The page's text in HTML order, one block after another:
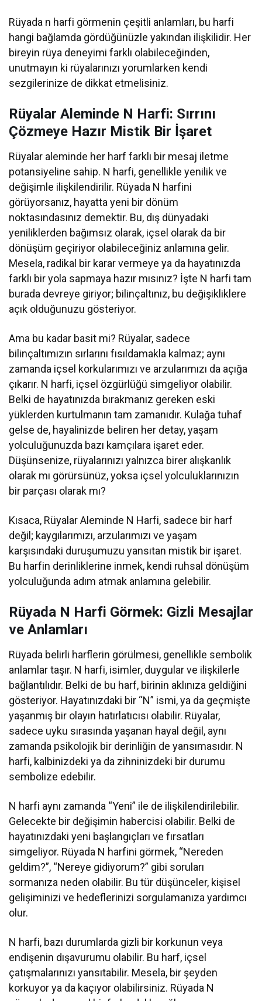
Rüyada n harfi görmenin çeşitli anlamları, bu harfi
hangi bağlamda gördüğünüzle yakından ilişkilidir. Her
bireyin rüya deneyimi farklı olabileceğinden,
unutmayın ki rüyalarınızı yorumlarken kendi
sezgilerinize de dikkat etmelisiniz.
Rüyalar Aleminde N Harfi: Sırrını
Çözmeye Hazır Mistik Bir İşaret
Rüyalar aleminde her harf farklı bir mesaj iletme
potansiyeline sahip. N harfi, genellikle yenilik ve
değişimle ilişkilendirilir. Rüyada N harfini
görüyorsanız, hayatta yeni bir dönüm
noktasındasınız demektir. Bu, dış dünyadaki
yeniliklerden bağımsız olarak, içsel olarak da bir
dönüşüm geçiriyor olabileceğiniz anlamına gelir.
Mesela, radikal bir karar vermeye ya da hayatınızda
farklı bir yola sapmaya hazır mısınız? İşte N harfi tam
burada devreye giriyor; bilinçaltınız, bu değişikliklere
açık olduğunuzu gösteriyor.
Ama bu kadar basit mi? Rüyalar, sadece
bilinçaltımızın sırlarını fısıldamakla kalmaz; aynı
zamanda içsel korkularımızı ve arzularımızı da açığa
çıkarır. N harfi, içsel özgürlüğü simgeliyor olabilir.
Belki de hayatınızda bırakmanız gereken eski
yüklerden kurtulmanın tam zamanıdır. Kulağa tuhaf
gelse de, hayalinizde beliren her detay, yaşam
yolculuğunuzda bazı kamçılara işaret eder.
Düşünsenize, rüyalarınızı yalnızca birer alışkanlık
olarak mı görürsünüz, yoksa içsel yolculuklarınızın
bir parçası olarak mı?
Kısaca, Rüyalar Aleminde N Harfi, sadece bir harf
değil; kaygılarımızı, arzularımızı ve yaşam
karşısındaki duruşumuzu yansıtan mistik bir işaret.
Bu harfin derinliklerine inmek, kendi ruhsal dönüşüm
yolculuğunda adım atmak anlamına gelebilir.
Rüyada N Harfi Görmek: Gizli Mesajlar
ve Anlamları
Rüyada belirli harflerin görülmesi, genellikle sembolik
anlamlar taşır. N harfi, isimler, duygular ve ilişkilerle
bağlantılıdır. Belki de bu harf, birinin aklınıza geldiğini
gösteriyor. Hayatınızdaki bir “N” ismi, ya da geçmişte
yaşanmış bir olayın hatırlatıcısı olabilir. Rüyalar,
sadece uyku sırasında yaşanan hayal değil, aynı
zamanda psikolojik bir derinliğin de yansımasıdır. N
harfi, kalbinizdeki ya da zihninizdeki bir durumu
sembolize edebilir.
N harfi aynı zamanda “Yeni” ile de ilişkilendirilebilir.
Gelecekte bir değişimin habercisi olabilir. Belki de
hayatınızdaki yeni başlangıçları ve fırsatları
simgeliyor. Rüyada N harfini görmek, “Nereden
geldim?”, “Nereye gidiyorum?” gibi soruları
sormanıza neden olabilir. Bu tür düşünceler, kişisel
gelişiminizi ve hedeflerinizi sorgulamanıza yardımcı
olur.
N harfi, bazı durumlarda gizli bir korkunun veya
endişenin dışavurumu olabilir. Bu harf, içsel
çatışmalarınızı yansıtabilir. Mesela, bir şeyden
korkuyor ya da kaçıyor olabilirsiniz. Rüyada N